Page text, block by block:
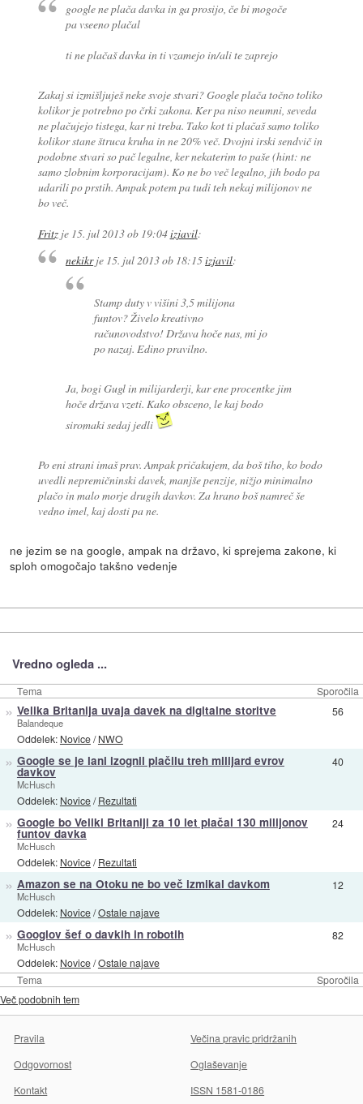
google ne plača davka in ga prosijo, če bi mogoče
pa vseeno plačal
ti ne plačaš davka in ti vzamejo in/ali te zaprejo
Zakaj si izmišljuješ neke svoje stvari? Google plača točno toliko
kolikor je potrebno po črki zakona. Ker pa niso neumni, seveda
ne plačujejo tistega, kar ni treba. Tako kot ti plačaš samo toliko
kolikor stane štruca kruha in ne 20% več. Dvojni irski sendvič in
podobne stvari so pač legalne, ker nekaterim to paše (hint: ne
samo zlobnim korporacijam). Ko ne bo več legalno, jih bodo pa
udarili po prstih. Ampak potem pa tudi teh nekaj milijonov ne
bo več.
Fritzje 15. jul 2013 ob 19:04izjavil:
nekikrje 15. jul 2013 ob 18:15izjavil:
Stamp duty v višini 3,5 milijona
funtov? Živelo kreativno
računovodstvo! Država hoče nas, mi jo
po nazaj. Edino pravilno.
Ja, bogi Gugl in milijarderji, kar ene procentke jim
hoče država vzeti. Kako obsceno, le kaj bodo
siromaki sedaj jedli
Po eni strani imaš prav. Ampak pričakujem, da boš tiho, ko bodo
uvedli nepremičninski davek, manjše penzije, nižjo minimalno
plačo in malo morje drugih davkov. Za hrano boš namreč še
vedno imel, kaj dosti pa ne.
ne jezim se na google, ampak na državo, ki sprejema zakone, ki
sploh omogočajo takšno vedenje
Vredno ogleda ...
Tema Sporočila
Tema Sporočila
» Velika Britanija uvaja davek na digitalne storitve
Balandeque
Oddelek: Novice/NWO
56
» Google se je lani izognil plačilu treh milijard evrov
davkov
McHusch
Oddelek: Novice/Rezultati
40
» Google bo Veliki Britaniji za 10 let plačal 130 milijonov
funtov davka
McHusch
Oddelek: Novice/Rezultati
24
» Amazon se na Otoku ne bo več izmikal davkom
McHusch
Oddelek: Novice/Ostale najave
12
» Googlov šef o davkih in robotih
McHusch
Oddelek: Novice/Ostale najave
82
Več podobnih tem
Pravila
Večina pravic pridržanih
Odgovornost
Oglaševanje
Kontakt
ISSN 1581-0186